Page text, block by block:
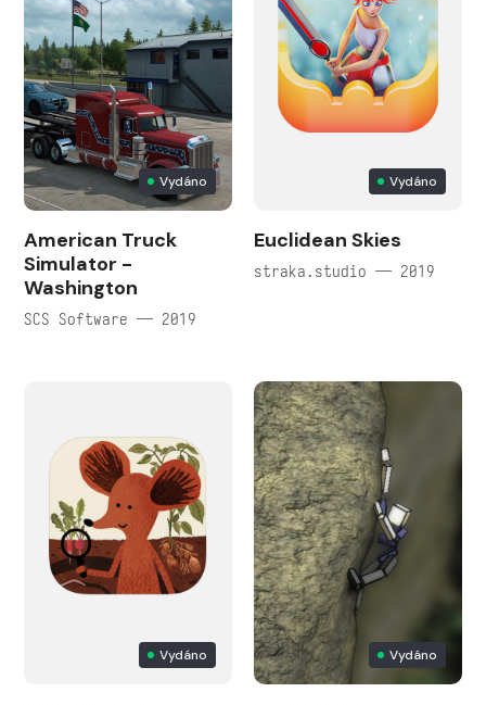
Vydáno
American Truck
Simulator -
Washington
SCS Software — 2019
Vydáno
Euclidean Skies
straka.studio — 2019
Vydáno Vydáno